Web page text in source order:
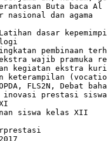
Buta
dan agama
dasar
pembinaan
ekstra wajib
kegiatan ekstra
keterampilan
FLS2N, Debat
inovasi prestasi siswa
siswa kelas XII